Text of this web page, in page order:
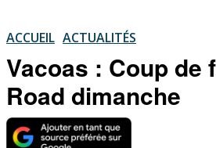
ACCUEIL ACTUALITÉS
Vacoas : Coup de
Road dimanche